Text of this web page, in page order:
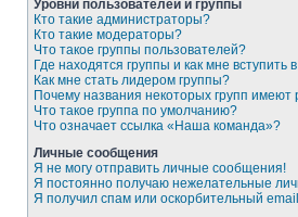
Уровни пользователей и группы
Кто такие администраторы?
Кто такие модераторы?
Что такое группы пользователей?
Где находятся группы и как мне вступить
Как мне стать лидером группы?
Почему названия некоторых групп имеют
Что такое группа по умолчанию?
Что означает ссылка «Наша команда»?
Личные сообщения
Я не могу отправить личные сообщения!
Я постоянно получаю нежелательные
Я получил спам или оскорбительный